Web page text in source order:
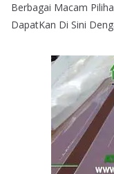
Berbagai Macam
DapatKan Di Sini